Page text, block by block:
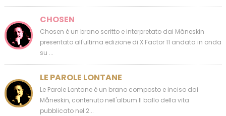
CHOSEN
Chosen è un brano scritto e interpretato dai Måneskin
presentato all'ultima edizione di X Factor 11 andata in onda
su ...
LE PAROLE LONTANE
Le Parole Lontane è un brano composto e inciso dai
Måneskin, contenuto nell'album Il ballo della vita
pubblicato nel 2...